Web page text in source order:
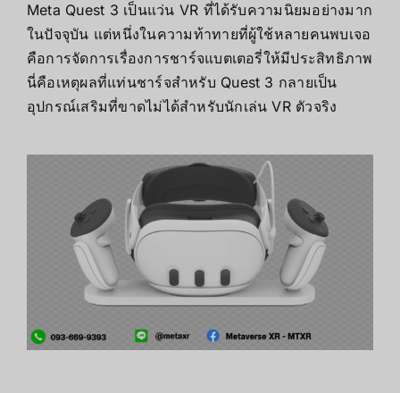
Meta Quest 3 เป็นแว่น VR ที่ได้รับความนิยมอย่างมาก
ในปัจจุบัน แต่หนึ่งในความท้าทายที่ผู้ใช้หลายคนพบเจอ
คือการจัดการเรื่องการชาร์จแบตเตอรี่ให้มีประสิทธิภาพ
นี่คือเหตุผลที่แท่นชาร์จสำหรับ Quest 3 กลายเป็น
อุปกรณ์เสริมที่ขาดไม่ได้สำหรับนักเล่น VR ตัวจริง